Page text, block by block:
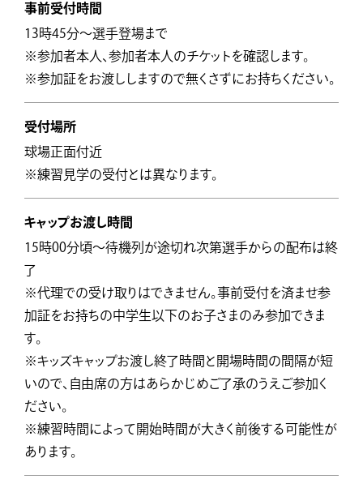
事前受付時間
13時45分～選手登場まで
※参加者本人、参加者本人のチケットを確認します。
※参加証をお渡ししますので無くさずにお持ちください。
受付場所
球場正面付近
※練習見学の受付とは異なります。
キャップお渡し時間
15時00分頃～待機列が途切れ次第選手からの配布は終
了
※代理での受け取りはできません。事前受付を済ませ参
加証をお持ちの中学生以下のお子さまのみ参加できま
す。
※キッズキャップお渡し終了時間と開場時間の間隔が短
いので、自由席の方はあらかじめご了承のうえご参加く
ださい。
※練習時間によって開始時間が大きく前後する可能性が
あります。